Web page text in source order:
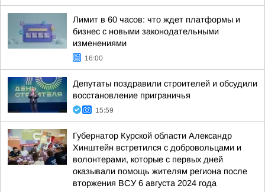
Лимит в 60 часов: что ждет платформы и
бизнес с новыми законодательными
изменениями
16:00
Депутаты поздравили строителей и обсудили
восстановление приграничья
15:59
Губернатор Курской области Александр
Хинштейн встретился с добровольцами и
волонтерами, которые с первых дней
оказывали помощь жителям региона после
вторжения ВСУ 6 августа 2024 года